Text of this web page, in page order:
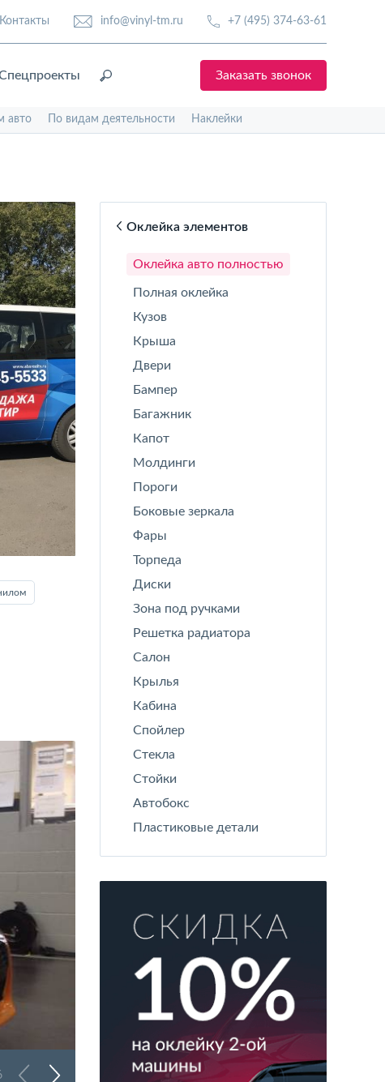
Контакты info@vinyl-tm.ru +7 (495) 374-63-61
Заказать звонок
авто По видам деятельности Наклейки
Оклейка элементов
Оклейка авто полностью
Полная оклейка
Кузов
Крыша
Двери
Бампер
Багажник
Капот
Молдинги
Пороги
Боковые зеркала
Фары
Торпеда
Диски
Зона под ручками
Решетка радиатора
Салон
Крылья
Кабина
Спойлер
Стекла
Стойки
Автобокс
Пластиковые детали